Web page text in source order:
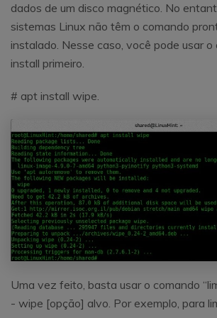
dados de um disco magnético. No
sistemas Linux não têm o comando
instalado. Nesse caso, você pode usar
install primeiro.
# apt install wipe.
Uma vez feito, basta usar o comando
- wipe [opção] alvo. Por exemplo, para